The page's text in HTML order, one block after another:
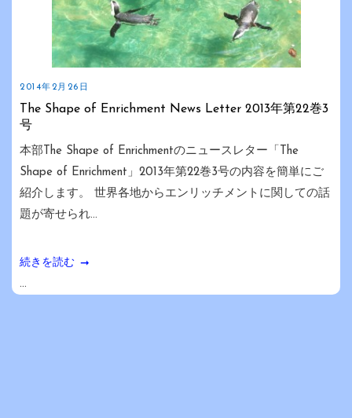
2014年2月26日
The Shape of Enrichment News Letter 2013年第22巻3
号
本部The Shape of Enrichmentのニュースレター「The
Shape of Enrichment」2013年第22巻3号の内容を簡単にご
紹介します。 世界各地からエンリッチメントに関しての話
題が寄せられ...
続きを読む
...